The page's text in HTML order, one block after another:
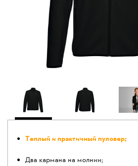
Теплый и практичный пуловер;
Два кармана на молнии;